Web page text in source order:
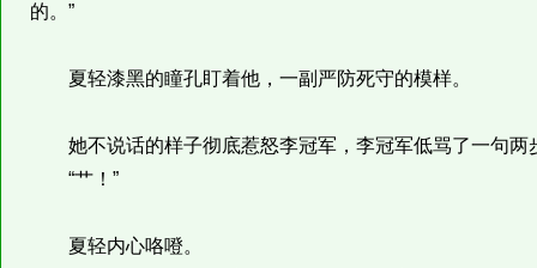
的。”
夏轻漆黑的瞳孔盯着他，一副严防死守的模样。
她不说话的样子彻底惹怒李冠军，李冠军低骂了一句两
“艹！”
夏轻内心咯噔。